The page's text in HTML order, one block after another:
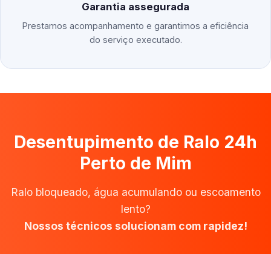
Garantia assegurada
Prestamos acompanhamento e garantimos a eficiência
do serviço executado.
Desentupimento de Ralo 24h
Perto de Mim
Ralo bloqueado, água acumulando ou escoamento
lento?
Nossos técnicos solucionam com rapidez!